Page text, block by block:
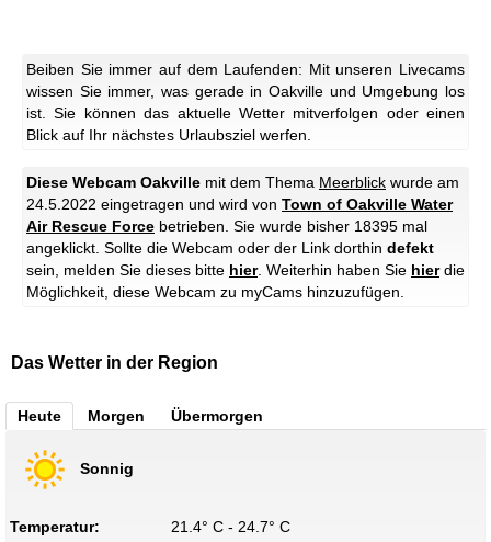
Beiben Sie immer auf dem Laufenden: Mit unseren Livecams
wissen Sie immer, was gerade in Oakville und Umgebung los
ist. Sie können das aktuelle Wetter mitverfolgen oder einen
Blick auf Ihr nächstes Urlaubsziel werfen.
Diese Webcam Oakville mit dem Thema Meerblick wurde am
24.5.2022 eingetragen und wird von Town of Oakville Water
Air Rescue Force betrieben. Sie wurde bisher 18395 mal
angeklickt. Sollte die Webcam oder der Link dorthin defekt
sein, melden Sie dieses bitte hier. Weiterhin haben Sie hierdie
Möglichkeit, diese Webcam zu myCams hinzuzufügen.
Das Wetter in der Region
Heute Morgen Übermorgen
Sonnig
Temperatur:
21.4° C - 24.7° C